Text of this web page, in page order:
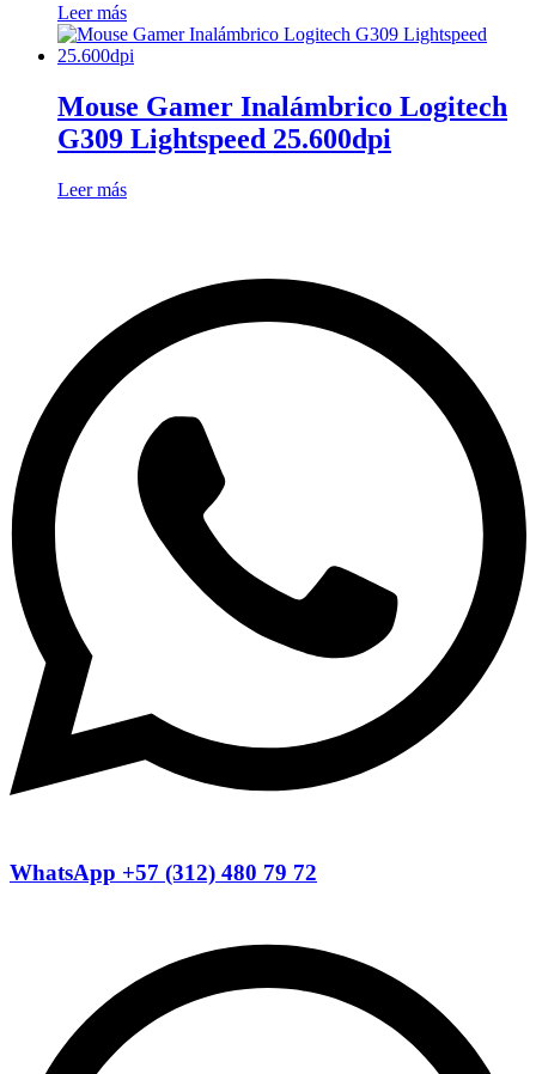
Leer más
Mouse Gamer Inalámbrico Logitech
G309 Lightspeed 25.600dpi
Leer más
WhatsApp +57 (312) 480 79 72